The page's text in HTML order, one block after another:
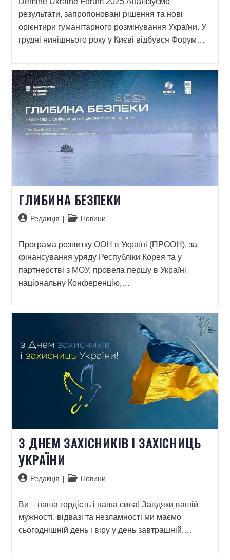
результати, запропоновані рішення та нові
орієнтири гуманітарного розмінування України. У
грудні нинішнього року у Києві відбувся Форум…
ГЛИБИНА БЕЗПЕКИ
Редакція Новини
Програма розвитку ООН в Україні (ПРООН), за
фінансування уряду Республіки Корея та у
партнерстві з МОУ, провела першу в Україні
національну Конференцію,…
З ДНЕМ ЗАХІСНИКІВ І ЗАХІСНИЦЬ
УКРАЇНИ
Редакція Новини
Ви – наша гордість і наша сила! Завдяки вашій
мужності, відвазі та незламності ми маємо
сьогоднішній день і віру у день завтрашній.…